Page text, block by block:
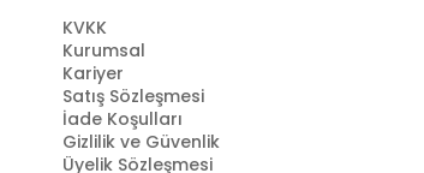
KVKK
Kurumsal
Kariyer
Satış Sözleşmesi
İade Koşulları
Gizlilik ve Güvenlik
Üyelik Sözleşmesi